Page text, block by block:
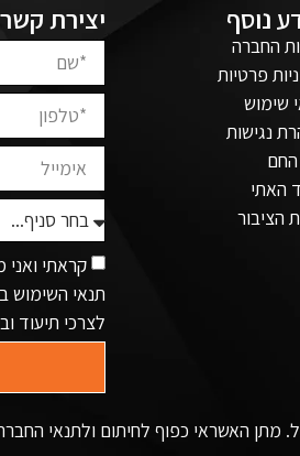
נוסף
החברה
פרטיות
שימוש
נגישות
החם
האתי
הציבור
יצירת
קראתי
תנאי השימוש
לצרכי תיעוד
מתן האשראי כפוף לחיתום ולתנאי